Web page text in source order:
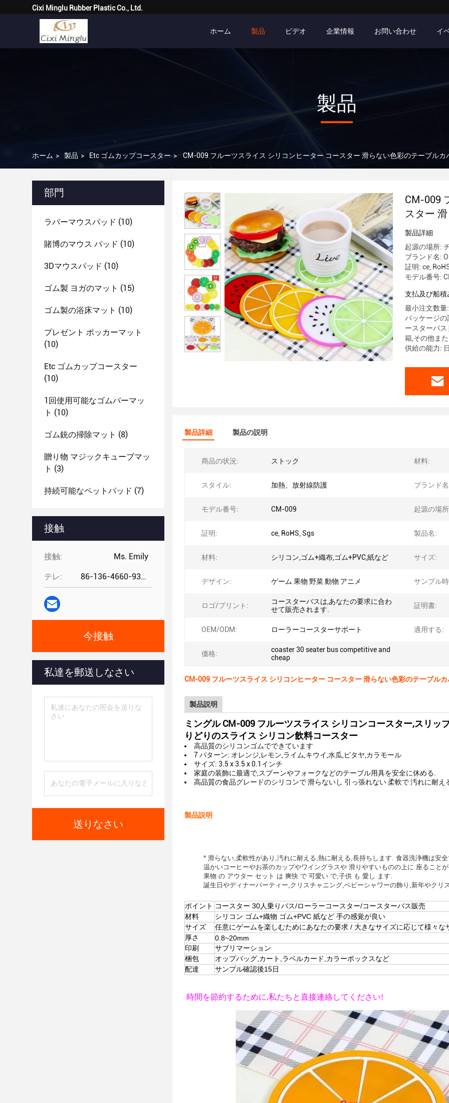
Cixi Minglu Rubber Plastic Co., Ltd.
ホーム 製品 ビデオ 企業情報 お問い合わせ イ
製品
ホーム > 製品 > Etc ゴムカップコースター > CM-009 フルーツスライス シリコンヒーター コースター 滑らない色彩のテーブルカ
部門
ラバーマウスパッド (10)
賭博のマウス パッド (10)
3Dマウスパッド (10)
ゴム製 ヨガのマット (15)
ゴム製の浴床マット (10)
プレゼント ポッカーマット
(10)
Etc ゴムカップコースター
(10)
1回使用可能なゴムバーマッ
ト (10)
ゴム銃の掃除マット (8)
贈り物 マジックキューブマッ
ト (3)
持続可能なペットパッド (7)
接触
接触: Ms. Emily
テレ: 86-136-4660-9331
今接触
私達を郵送しなさい
送りなさい
CM-009
スター
ップ
製品詳細
起源の場所:
ブランド名:
証明: ce,
モデル番号:
支払及び船積
最小注文数量
パッケージ
ースターバ
箱,その他ま
供給の能力:
製品詳細 製品の説明
商品の状況: ストック 材料:
スタイル: 加熱、放射線防護 ブランド
モデル番号: CM-009 起源の場
証明: ce, RoHS, Sgs 製品名:
材料: シリコン,ゴム+織布,ゴム+PVC,紙など サイズ:
デザイン: ゲーム 果物 野菜 動物 アニメ サンプル
ロゴ/プリント:
コースターバスは,あなたの要求に合わ
せて販売されます.
証明書:
OEM/ODM: ローラーコースターサポート 適用する:
価格:
coaster 30 seater bus competitive and
cheap
CM-009 フルーツスライス シリコンヒーター コースター 滑らない色彩のテーブル
製品説明
ミングル CM-009 フルーツスライス シリコンコースター,スリッ
りどりのスライス シリコン飲料コースター
高品質のシリコンゴムでできています
7 パターン: オレンジ,レモン,ライム,キウイ,水瓜,ピタヤ,カラモール
サイズ: 3.5 x 3.5 x 0.1インチ
家庭の装飾に最適で,スプーンやフォークなどのテーブル用具を安全に休める.
高品質の食品グレードのシリコンで 滑らないし 引っ張れない 柔軟で 汚れに耐え
製品説明
* 滑らない,柔軟性があり,汚れに耐える,熱に耐える,長持ちします. 食器洗浄機は安
温かいコーヒーやお茶のカップやワイングラスや 滑りやすいものの上に 座ること
果物 の アウター セット は 爽快 で 可愛い で,子供 も 愛し ます.
誕生日やディナーパーティー,クリスチャニング,ベビーシャワーの飾り,新年やクリ
ポイント コースター 30人乗りバス/ローラーコースター/コースターバス販売
材料
シリコン ゴム+織物 ゴム+PVC 紙など 手の感覚が良い
サイズ
任意にゲームを楽しむためにあなたの要求 / 大きなサイズに応じて様々な
厚さ
0.8~20mm
印刷
サブリマーション
梱包
オップバッグ,カート,ラベルカード,カラーボックスなど
配達
サンプル確認後15日
時間を節約するために,私たちと直接連絡してください!